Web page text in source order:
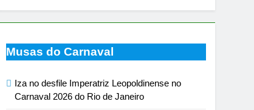
Musas do Carnaval
Iza no desfile Imperatriz Leopoldinense no
Carnaval 2026 do Rio de Janeiro